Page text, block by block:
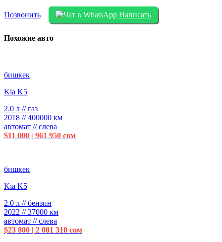
Позвонить Написать
Похожие авто
бишкек
Kia K5
2.0 л // газ
2018 // 400000 км
автомат // слева
$11 000 | 961 950 сом
бишкек
Kia K5
2.0 л // бензин
2022 // 37000 км
автомат // слева
$23 800 | 2 081 310 сом